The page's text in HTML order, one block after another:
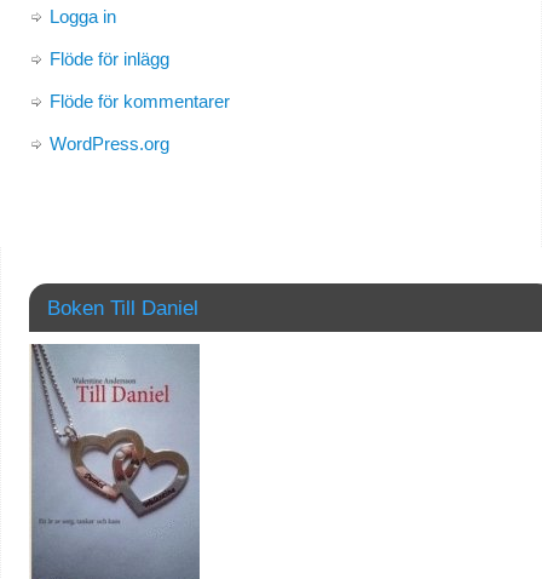
Logga in
Flöde för inlägg
Flöde för kommentarer
WordPress.org
Boken Till Daniel